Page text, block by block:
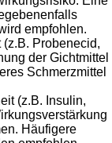
empfohlen.
Probenecid,
der Gichtmittel
Schmerzmittel
(z.B. Insulin,
Häufigere